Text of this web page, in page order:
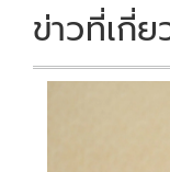
ข่าวที่เกี่